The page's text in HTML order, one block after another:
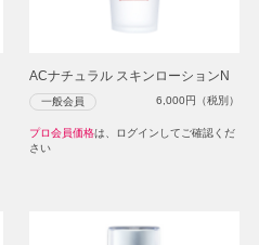
ACナチュラル スキンローションN
一般会員 6,000円（税別）
プロ会員価格は、ログインしてご確認くだ
さい